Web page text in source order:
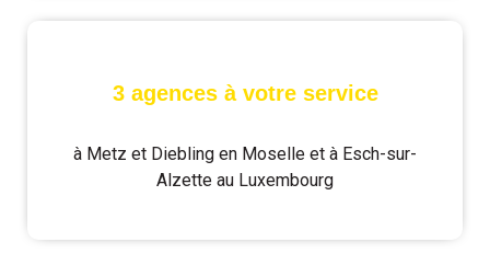
3 agences à votre service
à Metz et Diebling en Moselle et à Esch-sur-
Alzette au Luxembourg